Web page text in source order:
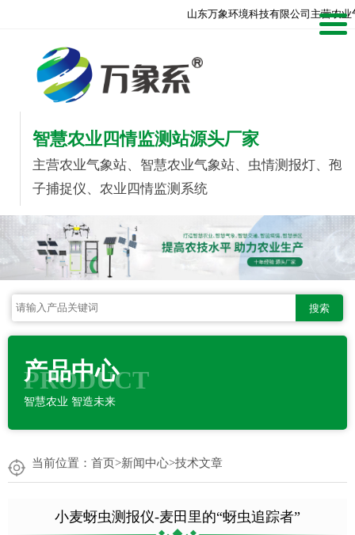
山东万象环境科技有限公司主营农
智慧农业四情监测站源头厂家
主营农业气象站、智慧农业气象站、虫情测报灯、孢
子捕捉仪、农业四情监测系统
搜索
产品中心
PRODUCT
智慧农业 智造未来
当前位置： 首页>新闻中心>技术文章
小麦蚜虫测报仪-麦田里的“蚜虫追踪者”